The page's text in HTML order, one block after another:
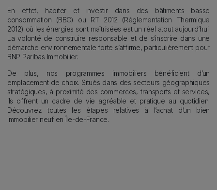
En effet, habiter et investir dans des bâtiments basse
consommation (BBC) ou RT 2012 (Réglementation Thermique
2012) où les énergies sont maîtrisées est un réel atout aujourd’hui.
La volonté de construire responsable et de s’inscrire dans une
démarche environnementale forte s’affirme, particulièrement pour
BNP Paribas Immobilier.
De plus, nos programmes immobiliers bénéficient d’un
emplacement de choix. Situés dans des secteurs géographiques
stratégiques, à proximité des commerces, transports et services,
ils offrent un cadre de vie agréable et pratique au quotidien.
Découvrez toutes les étapes relatives à l’achat d’un bien
immobilier neuf en Île-de-France.